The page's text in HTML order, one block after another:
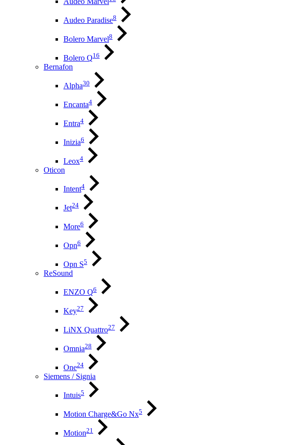
Audeo Paradise8
Bolero Marvel8
Bolero Q16
Bernafon
Alpha30
Encanta4
Entra4
Inizia6
Leox4
Oticon
Intent4
Jet24
More6
Opn6
Opn S5
ReSound
ENZO Q6
Key27
LiNX Quattro27
Omnia28
One24
Siemens / Signia
Intuis5
Motion Charge&Go Nx5
Motion21